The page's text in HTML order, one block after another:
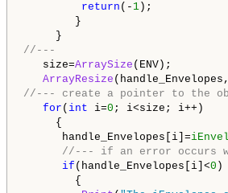
return (- 1 );
}
//---
size=ArraySize (ENV);
ArrayResize
//--- create a pointer to the
for ( int i=0 ; i<size; i++)
{
handle_Envelopes[i]=
//--- if an error occurs
if (handle_Envelopes[i]<0 )
{